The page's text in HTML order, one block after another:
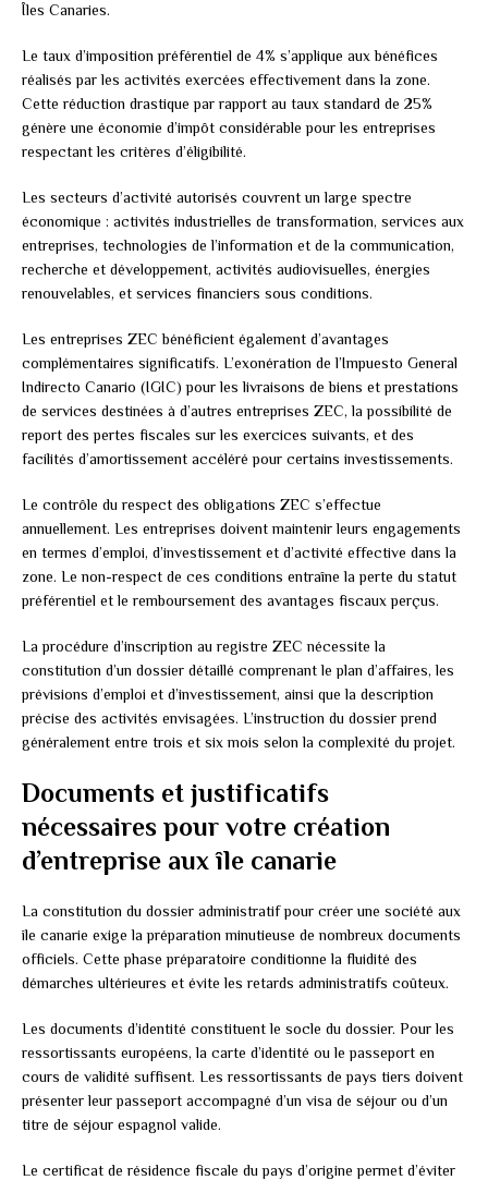
Îles Canaries.
Le taux d’imposition préférentiel de 4% s’applique aux bénéfices
réalisés par les activités exercées effectivement dans la zone.
Cette réduction drastique par rapport au taux standard de 25%
génère une économie d’impôt considérable pour les entreprises
respectant les critères d’éligibilité.
Les secteurs d’activité autorisés couvrent un large spectre
économique : activités industrielles de transformation, services aux
entreprises, technologies de l’information et de la communication,
recherche et développement, activités audiovisuelles, énergies
renouvelables, et services financiers sous conditions.
Les entreprises ZEC bénéficient également d’avantages
complémentaires significatifs. L’exonération de l’Impuesto General
Indirecto Canario (IGIC) pour les livraisons de biens et prestations
de services destinées à d’autres entreprises ZEC, la possibilité de
report des pertes fiscales sur les exercices suivants, et des
facilités d’amortissement accéléré pour certains investissements.
Le contrôle du respect des obligations ZEC s’effectue
annuellement. Les entreprises doivent maintenir leurs engagements
en termes d’emploi, d’investissement et d’activité effective dans la
zone. Le non-respect de ces conditions entraîne la perte du statut
préférentiel et le remboursement des avantages fiscaux perçus.
La procédure d’inscription au registre ZEC nécessite la
constitution d’un dossier détaillé comprenant le plan d’affaires, les
prévisions d’emploi et d’investissement, ainsi que la description
précise des activités envisagées. L’instruction du dossier prend
généralement entre trois et six mois selon la complexité du projet.
Documents et justificatifs
nécessaires pour votre création
d’entreprise aux île canarie
La constitution du dossier administratif pour créer une société aux
île canarie exige la préparation minutieuse de nombreux documents
officiels. Cette phase préparatoire conditionne la fluidité des
démarches ultérieures et évite les retards administratifs coûteux.
Les documents d’identité constituent le socle du dossier. Pour les
ressortissants européens, la carte d’identité ou le passeport en
cours de validité suffisent. Les ressortissants de pays tiers doivent
présenter leur passeport accompagné d’un visa de séjour ou d’un
titre de séjour espagnol valide.
Le certificat de résidence fiscale du pays d’origine permet d’éviter